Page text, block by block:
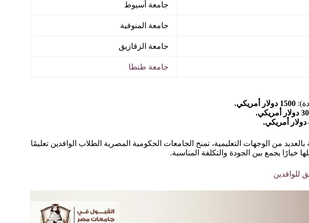
جامعة أسيوط
جامعة المنوفية
جامعة الزقازيق
جامعة طنطا
1500 دولار أمريكي.
أمريكي.
من الوجهات التعليمية، تمنح الجامعات الحكومية المصرية الطلاب الوافدين تعليمًا
خيارًا يجمع بين الجودة والتكلفة المناسبة.
للوافدين